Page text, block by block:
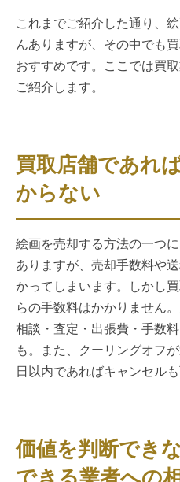
これまでご紹介した通り、
んありますが、その中でも
おすすめです。ここでは買
ご紹介します。
買取店舗であれ
からない
絵画を売却する方法の一つ
ありますが、売却手数料や
かってしまいます。しかし
らの手数料はかかりません
相談・査定・出張費・手数
も。また、クーリングオフ
日以内であればキャンセルも
価値を判断でき